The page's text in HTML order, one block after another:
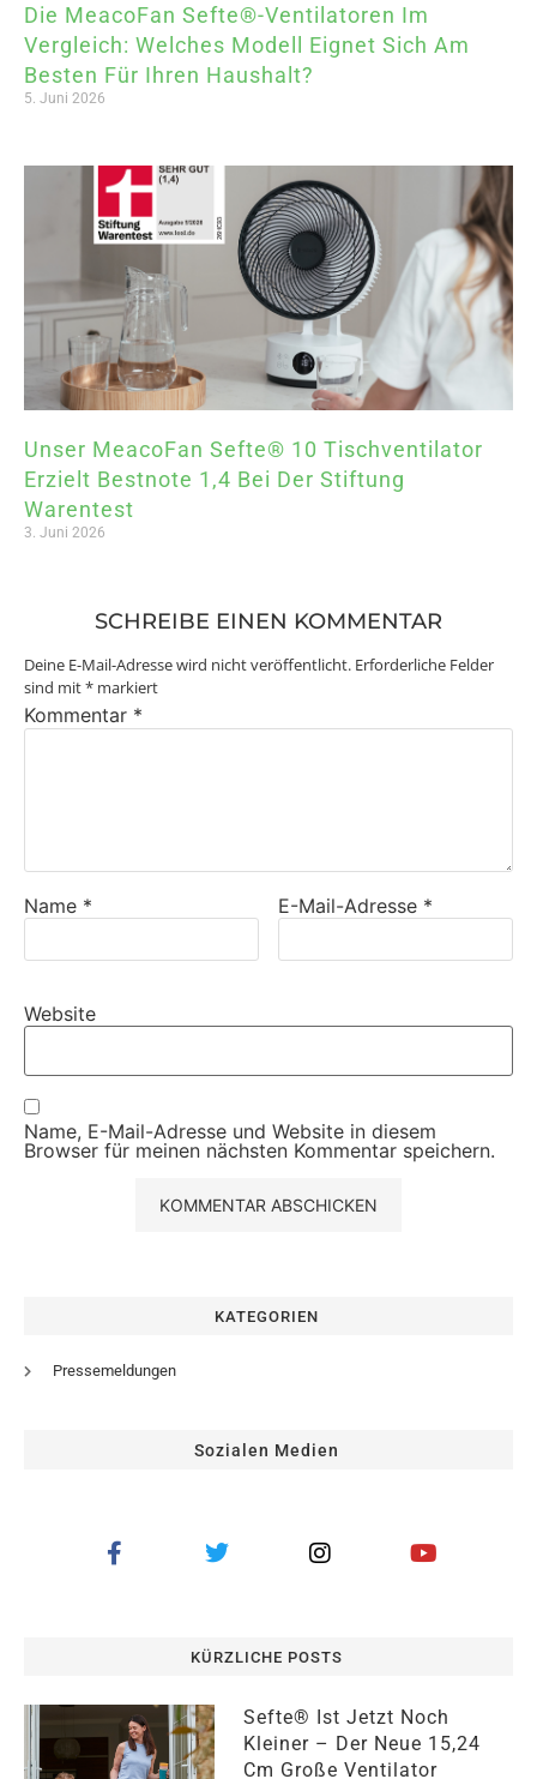
Die MeacoFan Sefte®-Ventilatoren Im
Vergleich: Welches Modell Eignet Sich Am
Besten Für Ihren Haushalt?
5. Juni 2026
Unser MeacoFan Sefte® 10 Tischventilator
Erzielt Bestnote 1,4 Bei Der Stiftung
Warentest
3. Juni 2026
SCHREIBE EINEN KOMMENTAR
Deine E-Mail-Adresse wird nicht veröffentlicht. Erforderliche Felder
sind mit* markiert
Kommentar *
Name * E-Mail-Adresse *
Website
Name, E-Mail-Adresse und Website in diesem
Browser für meinen nächsten Kommentar speichern.
KATEGORIEN
Pressemeldungen
Sozialen Medien
KÜRZLICHE POSTS
Sefte® Ist Jetzt Noch
Kleiner – Der Neue 15,24
Cm Große Ventilator